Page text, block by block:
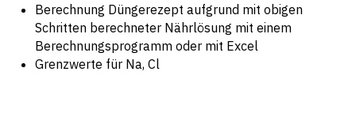
Berechnung Düngerezept aufgrund mit obigen
Schritten berechneter Nährlösung mit einem
Berechnungsprogramm oder mit Excel
Grenzwerte für Na, Cl